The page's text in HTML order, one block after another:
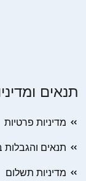
תנאים
מדיניות פרטיות
תנאים והגבלות
מדיניות תשלום